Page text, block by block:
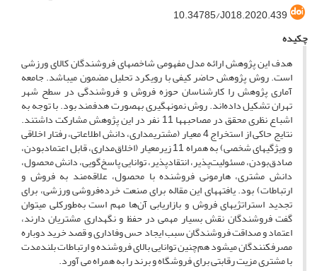
10.34785/J018.2020.439
چکیده
هدف این پژوهش ارائه مدل مفهومی شاخص­های فروشندگان کالای ورزشی
است. روش پژوهش حاضر کیفی با رویکرد تحلیل مضمون می­باشد. جامعه
آماری پژوهش را کارشناسان حوزه فروش و فروشندگی در سطح شهر
تهران تشکیل داده‌اند. روش نمونه­گیری به­صورت هدفمند بود. با توجه به
اشباع نظری محقق در مصاحبه­ها 11 نفر در این پژوهش مشارکت داشتند.
نتایج حاکی از استخراج 4 معیار (مشتری­مداری، دانش اطلاعاتی، رفتار اخلاقی
و ویژگی­های شخصی) به همراه 11 زیرمعیار (اخلاق‌مداری، قابل اعتمادبودن،
صادق‌بودن، مسئولیت‌پذیر، انتقادپذیر، توانایی پاسخ‌گویی، دانش محصول،
دانش مشتری، هارمونی فروشنده با محصول، علاقه‌مند به فروش و
ارتباطات) بود. یافته­های این مقاله برای صنعت خرده‌فروشی ورزشی، برای
تجدید استراتژی­های فروش و بازاریابی آن‌ها مهم است به‌طورکلی می­توان
گفت فروشندگان نقش بسیار مهمی در حفظ و نگهداری مشتریان دارند،
اعتماد و صداقت فروشندگان سبب ایجاد حس وفاداری و قصد خرید دوباره
مصرف­کنندگان می­شود هم‌چنین توانایی بالای فروشنده و ارتباطات بلند­مدت
با مشتری مزیت رقابتی برای فروشگاه و برند را به همراه می آورد.